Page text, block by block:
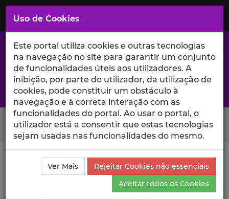
Saltar
para
Conteúdo
Principal
A excelência da investigação e ciência no Iscte
Search Button
Ciência_Iscte Publicações
Descrição Detalhada da
Publicação
Visualizações
Uso de Cookies
Este portal utiliza cookies e outras tecnologias
na navegação no site para garantir um conjunto
de funcionalidades úteis aos utilizadores. A
inibição, por parte do utilizador, da utilização de
cookies, pode constituir um obstáculo à
navegação e à correta interação com as
funcionalidades do portal. Ao usar o portal, o
utilizador está a consentir que estas tecnologias
sejam usadas nas funcionalidades do mesmo.
Ver Mais
Rejeitar Cookies não essenciais
Aceitar todos os Cookies